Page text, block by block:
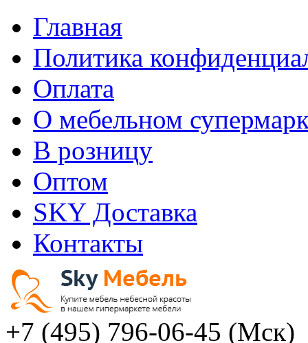
Главная
Политика
Оплата
О мебельном
В розницу
Оптом
SKY Доставка
Контакты
+7 (495) 796-06-45 (Мск)